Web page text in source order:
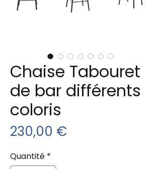
Chaise Tabouret
de bar différents
coloris
230,00 €
Quantité *